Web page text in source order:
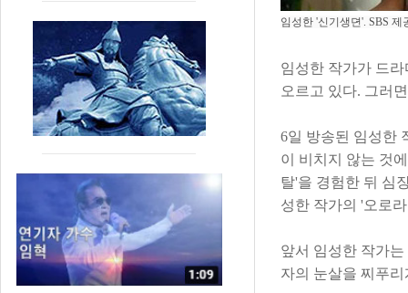
임성한 '신기생뎐'. SBS 제
임성한 작가가 드
오르고 있다. 그러
6일 방송된 임성한
이 비치지 않는 것
탈'을 경험한 뒤 심
성한 작가의 '오로
앞서 임성한 작가
자의 눈살을 찌푸